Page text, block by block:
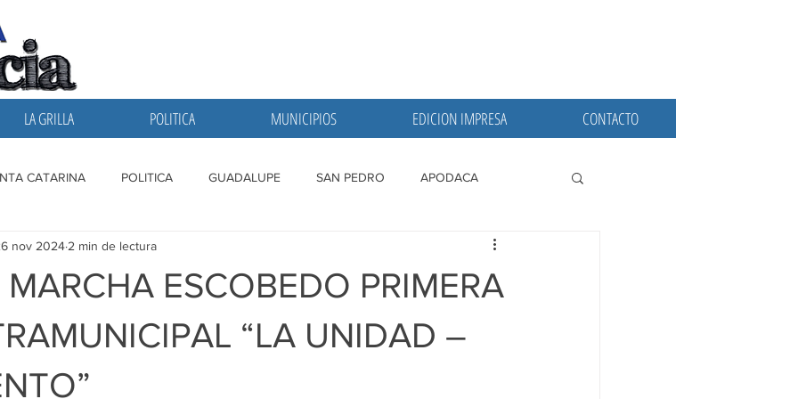
LA GRILLA POLITICA MUNICIPIOS EDICION IMPRESA CONTACTO
CATARINA POLITICA GUADALUPE SAN PEDRO APODACA
GRILLA SAN NICOLAS
ESCOBEDO PRIMERA
“LA UNIDAD –
nov 2024 2 min de lectura